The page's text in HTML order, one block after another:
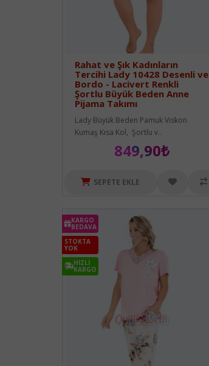
Rahat ve Şık Kadınların
Tercihi Lady 10428 Desenli ve
Bordo - Lacivert Renkli
Şortlu Büyük Beden Anne
Pijama Takımı
Lady Büyük Beden Pamuk Viskon
Kumaş Kısa Kol, Şortlu v..
849,90₺
SEPETE EKLE
KARGO
BEDAVA
STOKTA
YOK
HIZLI
KARGO